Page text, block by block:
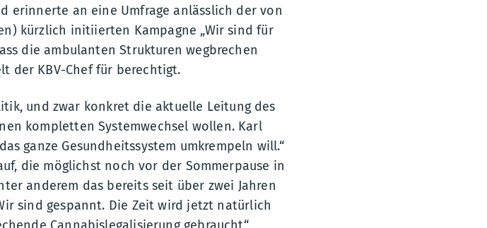
erinnerte an eine Umfrage anlässlich der von
kürzlich initiierten Kampagne „Wir sind für
die ambulanten Strukturen wegbrechen
der KBV-Chef für berechtigt.
und zwar konkret die aktuelle Leitung des
kompletten Systemwechsel wollen. Karl
ganze Gesundheitssystem umkrempeln will.“
die möglichst noch vor der Sommerpause in
anderem das bereits seit über zwei Jahren
sind gespannt. Die Zeit wird jetzt natürlich